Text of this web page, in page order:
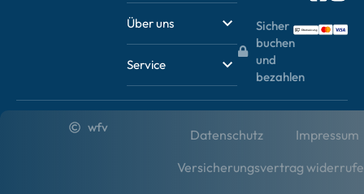
Über uns
Service
Sicher
buchen
und
bezahlen
wfv Datenschutz
Impressum
Versicherungsvertrag